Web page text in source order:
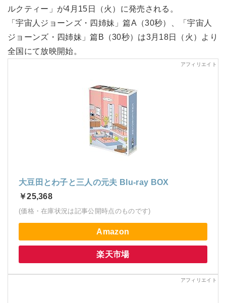
ルクティー」が4月15日（火）に発売される。
「宇宙人ジョーンズ・四姉妹」篇A（30秒）、「宇宙人
ジョーンズ・四姉妹」篇B（30秒）は3月18日（火）より
全国にて放映開始。
大豆田とわ子と三人の元夫 Blu-ray BOX
￥25,368
(価格・在庫状況は記事公開時点のものです)
Amazon
楽天市場